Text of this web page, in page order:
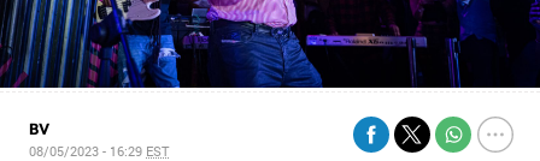
BV
08/05/2023 - 16:29 EST